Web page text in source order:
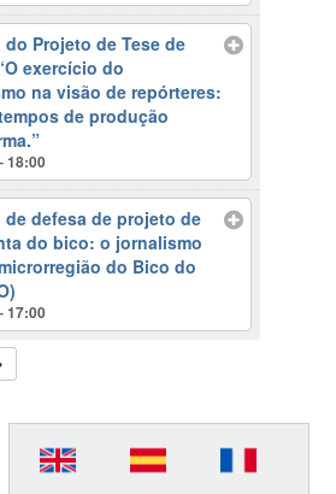
Projeto de Tese de
exercício do
na visão de repórteres:
de produção
18:00
defesa de projeto de
do bico: o jornalismo
do Bico do
17:00